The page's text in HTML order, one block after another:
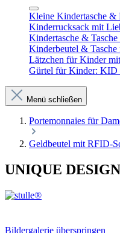
Kleine Kindertasche
Kinderrucksack mit
Kindertasche &
Kinderbeutel &
Lätzchen für Kinder
Gürtel für Kinder:
Menü schließen
Portemonnaies für
Geldbeutel mit RFID-
UNIQUE
Bildergalerie überspringen